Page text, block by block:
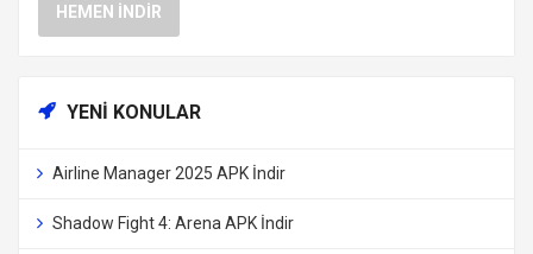
HEMEN İNDIR
YENI KONULAR
Airline Manager 2025 APK İndir
Shadow Fight 4: Arena APK İndir